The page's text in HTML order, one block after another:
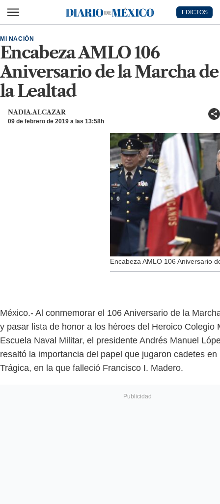
Diario de México
EDICTOS
Encabeza AMLO 106
Aniversario de la Marcha de
la Lealtad
MI NACIÓN
NADIA.ALCAZAR
09 de febrero de 2019 a las 13:58h
Encabeza AMLO 106 Aniversario
México.- Al conmemorar el 106 Aniversario de la
y pasar lista de honor a los héroes del Heroico Colegio
Escuela Naval Militar, el presidente Andrés Manuel
resaltó la importancia del papel que jugaron cadetes en
Trágica, en la que falleció Francisco I. Madero.